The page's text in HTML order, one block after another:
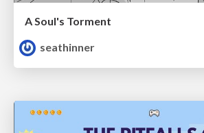
A Soul's Torment
seathinner